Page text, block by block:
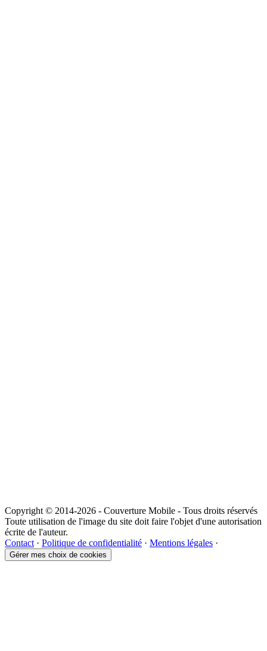
Copyright © 2014-2026 - Couverture Mobile - Tous droits réservés
Toute utilisation de l'image du site doit faire l'objet d'une autorisation
écrite de l'auteur.
Contact · Politique de confidentialité · Mentions légales ·
Gérer mes choix de cookies